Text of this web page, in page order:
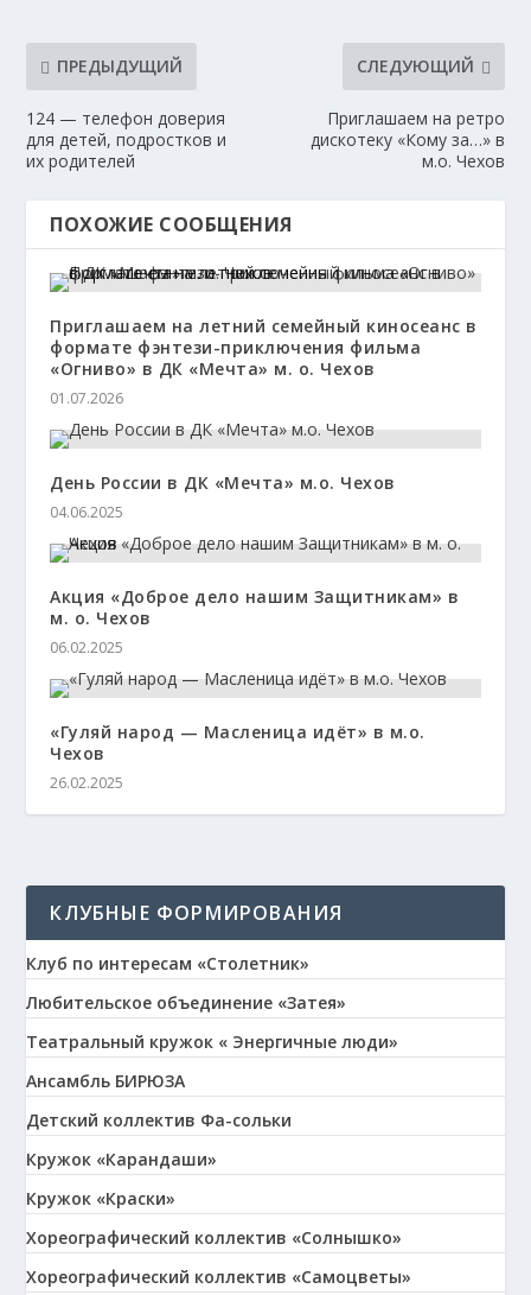
ПРЕДЫДУЩИЙ
124 — телефон доверия
для детей, подростков и
их родителей
СЛЕДУЮЩИЙ
Приглашаем на ретро
дискотеку «Кому за…» в
м.о. Чехов
ПОХОЖИЕ СООБЩЕНИЯ
Приглашаем на летний семейный киносеанс в
формате фэнтези-приключения фильма
«Огниво» в ДК «Мечта» м. о. Чехов
01.07.2026
День России в ДК «Мечта» м.о. Чехов
04.06.2025
Акция «Доброе дело нашим Защитникам» в
м. о. Чехов
06.02.2025
«Гуляй народ — Масленица идёт» в м.о.
Чехов
26.02.2025
КЛУБНЫЕ ФОРМИРОВАНИЯ
Клуб по интересам «Столетник»
Любительское объединение «Затея»
Театральный кружок « Энергичные люди»
Ансамбль БИРЮЗА
Детский коллектив Фа-сольки
Кружок «Карандаши»
Кружок «Краски»
Хореографический коллектив «Солнышко»
Хореографический коллектив «Самоцветы»